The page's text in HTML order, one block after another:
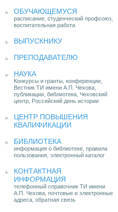
ОБУЧАЮЩЕМУСЯ
расписание, студенческий профсоюз,
воспитательная работа
ВЫПУСКНИКУ
ПРЕПОДАВАТЕЛЮ
НАУКА
Конкурсы и гранты, конференции,
Вестник ТИ имени А.П. Чехова,
публикации, библиотека, Чеховский
центр, Российский день истории
ЦЕНТР ПОВЫШЕНИЯ
КВАЛИФИКАЦИИ
БИБЛИОТЕКА
информация о библиотеке, правила
пользования, электронный каталог
КОНТАКТНАЯ
ИНФОРМАЦИЯ
телефонный справочник ТИ имени
А.П. Чехова, почтовые и электронные
адреса, обратная связь